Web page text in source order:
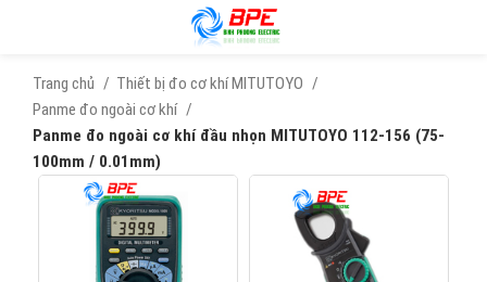
Trang chủ
Thiết bị đo cơ khí MITUTOYO
Panme đo ngoài cơ khí
Panme đo ngoài cơ khí đầu nhọn MITUTOYO 112-156 (75-
100mm / 0.01mm)